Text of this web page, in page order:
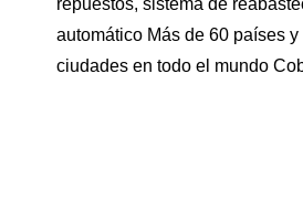
repuestos, sistema de
automático Más de 60 países y
ciudades en todo el mundo